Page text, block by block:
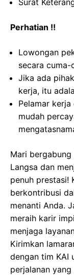
Surat
Perhatian !!
Lowongan
secara
Jika ada
kerja, itu
Pelamar
mudah
Mari bergabung
Langsa dan
penuh prestasi!
berkontribusi
menanti Anda.
meraih karir
menjaga
Kirimkan
dengan tim KAI
perjalanan